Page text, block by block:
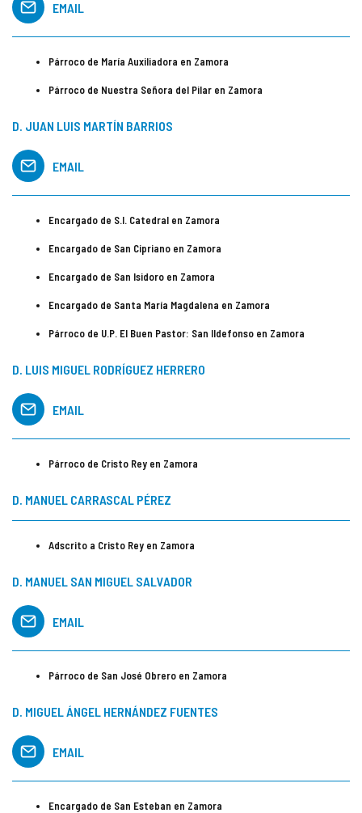
EMAIL
Párroco de María Auxiliadora en Zamora
Párroco de Nuestra Señora del Pilar en Zamora
D. JUAN LUIS MARTÍN BARRIOS
EMAIL
Encargado de S.I. Catedral en Zamora
Encargado de San Cipriano en Zamora
Encargado de San Isidoro en Zamora
Encargado de Santa María Magdalena en Zamora
Párroco de U.P. El Buen Pastor: San Ildefonso en Zamora
D. LUIS MIGUEL RODRÍGUEZ HERRERO
EMAIL
Párroco de Cristo Rey en Zamora
D. MANUEL CARRASCAL PÉREZ
Adscrito a Cristo Rey en Zamora
D. MANUEL SAN MIGUEL SALVADOR
EMAIL
Párroco de San José Obrero en Zamora
D. MIGUEL ÁNGEL HERNÁNDEZ FUENTES
EMAIL
Encargado de San Esteban en Zamora